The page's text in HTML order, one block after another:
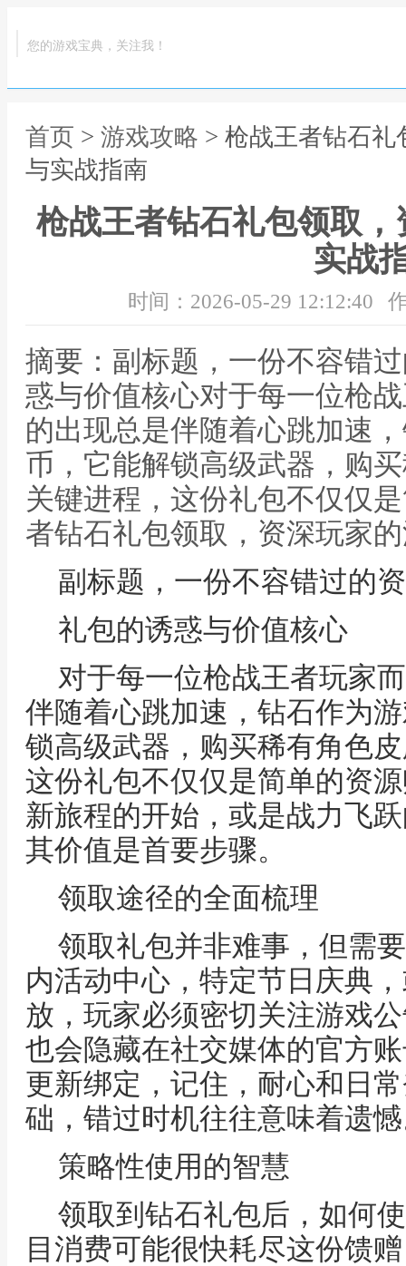
您的游戏宝典，关注我！
首页 > 游戏攻略 > 枪战王者钻石
与实战指南
枪战王者钻石礼包领取
实战
时间：2026-05-29 12:12:40
摘要：副标题，一份不容错
惑与价值核心对于每一位枪
的出现总是伴随着心跳加速
币，它能解锁高级武器，购
关键进程，这份礼包不仅仅
者钻石礼包领取，资深玩家
副标题，一份不容错过的
礼包的诱惑与价值核心
对于每一位枪战王者玩家
伴随着心跳加速，钻石作为
锁高级武器，购买稀有角色
这份礼包不仅仅是简单的资
新旅程的开始，或是战力飞
其价值是首要步骤。
领取途径的全面梳理
领取礼包并非难事，但需
内活动中心，特定节日庆典
放，玩家必须密切关注游戏
也会隐藏在社交媒体的官方
更新绑定，记住，耐心和日
础，错过时机往往意味着遗
策略性使用的智慧
领取到钻石礼包后，如何
目消费可能很快耗尽这份馈